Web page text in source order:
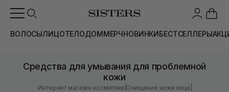
ВОЛОСЫЛИЦОТЕЛОДОММЕРЧНОВИНКИБЕСТСЕЛЛЕРЫ
Средства для умывания для проблемной
кожи
Интернет магазин косметики |Очищение кожи лица